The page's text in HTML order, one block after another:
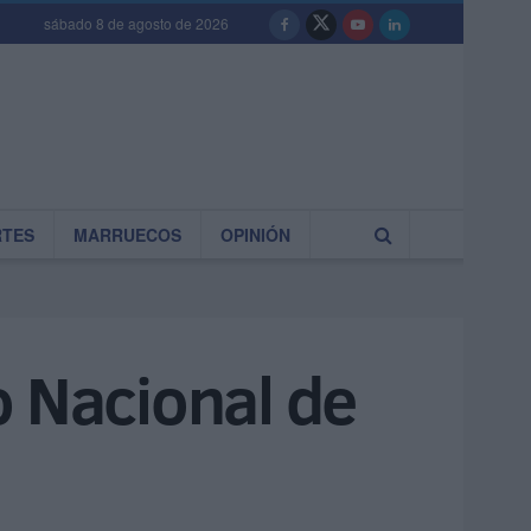
sábado 8 de agosto de 2026
MARRUECOS OPINIÓN
Nacional de